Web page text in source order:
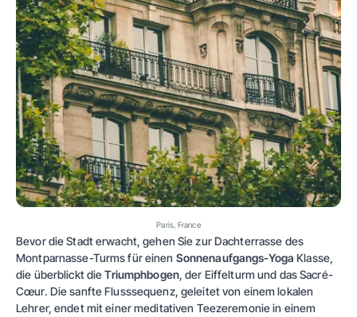
Paris, France
Bevor die Stadt erwacht, gehen Sie zur Dachterrasse des
Montparnasse-Turms für einen Sonnenaufgangs-Yoga Klasse,
die überblickt dieTriumphbogen, der Eiffelturm und das Sacré-
Cœur. Die sanfte Flusssequenz, geleitet von einem lokalen
Lehrer, endet mit einer meditativen Teezeremonie in einem